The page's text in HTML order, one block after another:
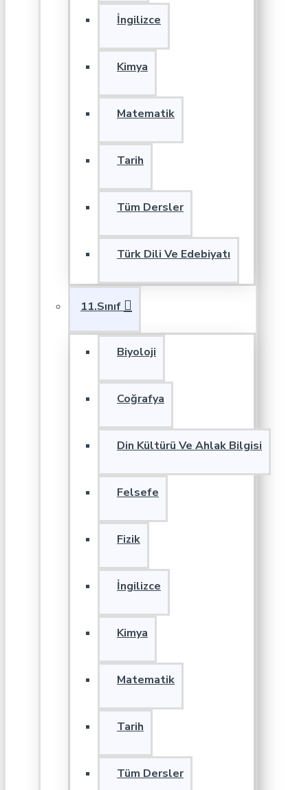
İngilizce
Kimya
Matematik
Tarih
Tüm Dersler
Türk Dili Ve Edebiyatı
11.Sınıf
Biyoloji
Coğrafya
Din Kültürü Ve Ahlak Bilgisi
Felsefe
Fizik
İngilizce
Kimya
Matematik
Tarih
Tüm Dersler